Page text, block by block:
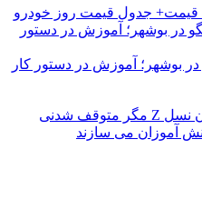
قیمت+ جدول قیمت روز خودرو
بوشهر؛ آموزش در دستور کار
سیلیکن ولیِ تهران؛ این ایران نسل Z مگر متوقف شدنی
آموزان می سازند